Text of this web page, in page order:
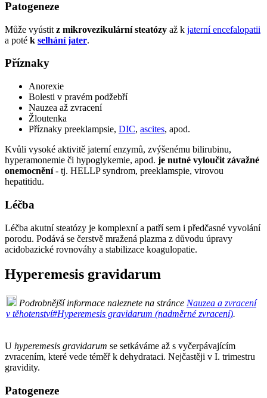
Patogeneze
Může vyústit z mikrovezikulární steatózy až k jaterní encefalopatii
a poté k selhání jater.
Příznaky
Anorexie
Bolesti v pravém podžebří
Nauzea až zvracení
Žloutenka
Příznaky preeklampsie, DIC, ascites, apod.
Kvůli vysoké aktivitě jaterní enzymů, zvýšenému bilirubinu,
hyperamonemie či hypoglykemie, apod. je nutné vyloučit závažné
onemocnění- tj. HELLP syndrom, preeklamspie, virovou
hepatitidu.
Léčba
Léčba akutní steatózy je komplexní a patří sem i předčasné vyvolání
porodu. Podává se čerstvě mražená plazma z důvodu úpravy
acidobazické rovnováhy a stabilizace koagulopatie.
Hyperemesis gravidarum
Podrobnější informace naleznete na stránce Nauzea a zvracení
v těhotenství#Hyperemesis gravidarum (nadměrné zvracení).
U hyperemesis gravidarum se setkáváme až s vyčerpávajícím
zvracením, které vede téměř k dehydrataci. Nejčastěji v I. trimestru
gravidity.
Patogeneze